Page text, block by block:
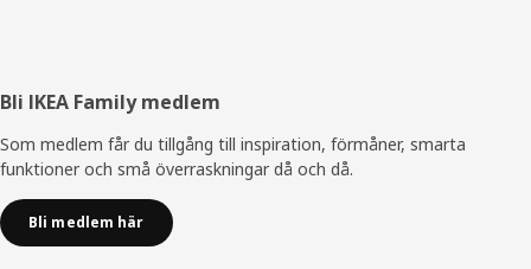
Sidfot
Bli IKEA Family medlem
Som medlem får du tillgång till inspiration, förmåner, smarta
funktioner och små överraskningar då och då.
Bli medlem här